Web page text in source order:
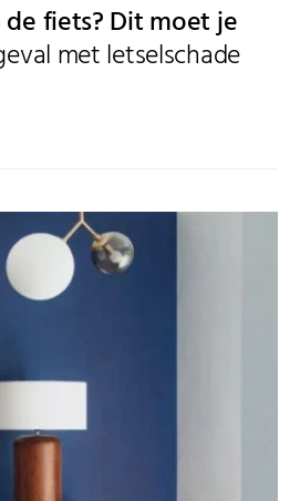
fiets? Dit moet je
met letselschade